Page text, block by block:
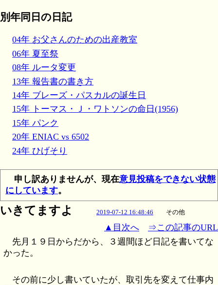
別年同日の日記
04年 お父さんのための出産教室
06年 夏至祭
08年 ルータ変更
13年 報告書の書き方
14年 ブレーズ・パスカルの誕生日
15年 トーマス・Ｊ・ワトソンの命日(1956)
15年 パンク
20年 ENIAC vs 6502
24年 ひげそり
申し訳ありませんが、現在意見投稿をできない状態
にしています。
いきてますよ 2019-07-12 16:48:46 その他
▲目次へ
⇒この記事のURL
先月１９日からだから、３週間ほど日記を書いてな
かった。
その前に少し書いていたが、取引先を変えて仕事内